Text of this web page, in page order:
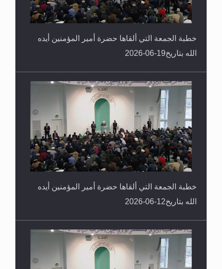
خطبة الجمعة التي ألقاها حضرة أمير المؤمنين أيده
خطبة الجمعة التي ألقاها حضرة أمير المؤمنين أيده